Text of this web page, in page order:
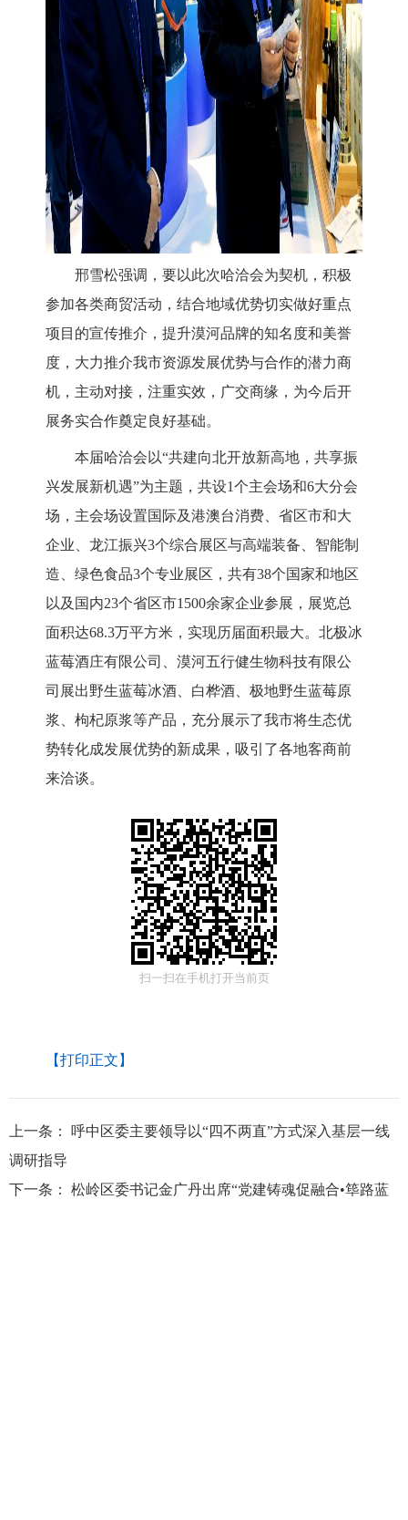
邢雪松强调， 要以此次哈洽会为契机， 积极
参加各类商贸活动， 结合地域优势切实做好重点
项目的宣传推介， 提升漠河品牌的知名度和美誉
度， 大力推介我市资源发展优势与合作的潜力商
机，主动对接，注重实效，广交商缘，为今后开
展务实合作奠定良好基础。
本届哈洽会以“共建向北开放新高地，共享振
兴发展新机遇”为主题， 共设1个主会场和6大分会
场，主会场设置国际及港澳台消费、省区市和大
企业、龙江振兴3个综合展区与高端装备、智能制
造、绿色食品3个专业展区，共有38个国家和地区
以及国内23个省区市1500余家企业参展，展览总
面积达68.3万平方米，实现历届面积最大。北极冰
蓝莓酒庄有限公司、漠河五行健生物科技有限公
司展出野生蓝莓冰酒、白桦酒、极地野生蓝莓原
浆、枸杞原浆等产品，充分展示了我市将生态优
势转化成发展优势的新成果，吸引了各地客商前
来洽谈。
扫一扫在手机打开当前页
【打印正文】
上一条：
呼中区委主要领导以“四不两直”方式深入基层一线
调研指导
下一条：
松岭区委书记金广丹出席“党建铸魂促融合•筚路蓝